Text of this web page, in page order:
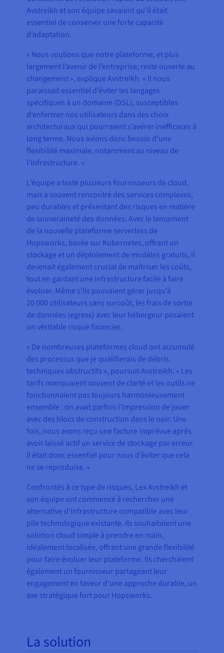
Avstreikh et son équipe savaient qu’il était
essentiel de conserver une forte capacité
d’adaptation.
« Nous voulions que notre plateforme, et plus
largement l’avenir de l’entreprise, reste ouverte au
changement », explique Avstreikh. « Il nous
paraissait essentiel d’éviter les langages
spécifiques à un domaine (DSL), susceptibles
d’enfermer nos utilisateurs dans des choix
architecturaux qui pourraient s’avérer inefficaces à
long terme. Nous avions donc besoin d’une
flexibilité maximale, notamment au niveau de
l’infrastructure. »
L’équipe a testé plusieurs fournisseurs de cloud,
mais a souvent rencontré des services complexes,
peu durables et présentant des risques en matière
de souveraineté des données. Avec le lancement
de la nouvelle plateforme serverless de
Hopsworks, basée sur Kubernetes, offrant un
stockage et un déploiement de modèles gratuits, il
devenait également crucial de maîtriser les coûts,
tout en gardant une infrastructure facile à faire
évoluer. Même s’ils pouvaient gérer jusqu’à
20 000 utilisateurs sans surcoût, les frais de sortie
de données (egress) avec leur hébergeur posaient
un véritable risque financier.
« De nombreuses plateformes cloud ont accumulé
des processus que je qualifierais de débris
techniques obstructifs », poursuit Avstreikh. « Les
tarifs manquaient souvent de clarté et les outils ne
fonctionnaient pas toujours harmonieusement
ensemble : on avait parfois l’impression de jouer
avec des blocs de construction dans le noir. Une
fois, nous avons reçu une facture imprévue après
avoir laissé actif un service de stockage par erreur.
Il était donc essentiel pour nous d’éviter que cela
ne se reproduise. »
Confrontés à ce type de risques, Lex Avstreikh et
son équipe ont commencé à rechercher une
alternative d’infrastructure compatible avec leur
pile technologique existante. Ils souhaitaient une
solution cloud simple à prendre en main,
idéalement localisée, offrant une grande flexibilité
pour faire évoluer leur plateforme. Ils cherchaient
également un fournisseur partageant leur
engagement en faveur d’une approche durable, un
axe stratégique fort pour Hopsworks.
La solution